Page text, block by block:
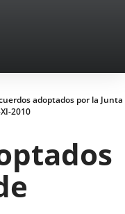
adoptados por la Junta
2010